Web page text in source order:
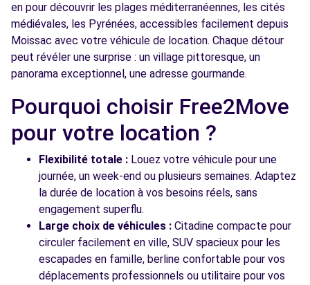
en pour découvrir les plages méditerranéennes, les cités
médiévales, les Pyrénées, accessibles facilement depuis
Moissac avec votre véhicule de location. Chaque détour
peut révéler une surprise : un village pittoresque, un
panorama exceptionnel, une adresse gourmande.
Pourquoi choisir Free2Move
pour votre location ?
Flexibilité totale : Louez votre véhicule pour une
journée, un week-end ou plusieurs semaines. Adaptez
la durée de location à vos besoins réels, sans
engagement superflu.
Large choix de véhicules : Citadine compacte pour
circuler facilement en ville, SUV spacieux pour les
escapades en famille, berline confortable pour vos
déplacements professionnels ou utilitaire pour vos